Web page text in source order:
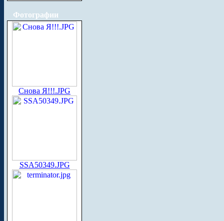
Фотографии
Снова Я!!!.JPG
SSA50349.JPG